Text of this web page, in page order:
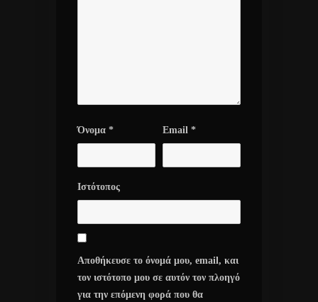
Όνομα * Email *
Ιστότοπος
Αποθήκευσε το όνομά μου, email, και
τον ιστότοπο μου σε αυτόν τον πλοηγό
για την επόμενη φορά που θα